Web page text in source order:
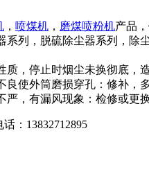
， 喷煤机 ， 磨煤喷粉机产品
列，脱硫除尘器系列，除
停止时烟尘未换彻底，
使外筒磨损穿孔：修补
，有漏风现象：检修或更换
13832712895